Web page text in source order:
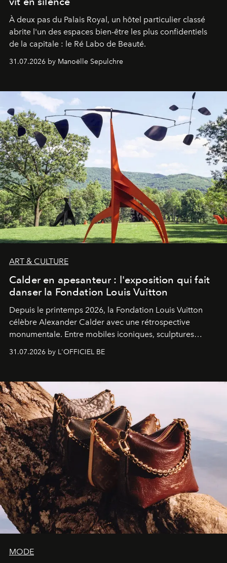
À deux pas du Palais Royal, un hôtel particulier classé
abrite l'un des espaces bien-être les plus confidentiels
de la capitale : le Ré Labo de Beauté.
31.07.2026 by Manoëlle Sepulchre
ART & CULTURE
Calder en apesanteur : l'exposition qui fait
danser la Fondation Louis Vuitton
Depuis le printemps 2026, la Fondation Louis Vuitton
célèbre Alexander Calder avec une rétrospective
monumentale. Entre mobiles iconiques, sculptures
américain investit les espaces imaginés par Frank Gehry
sculpture.
31.07.2026 by L'OFFICIEL BE
MODE